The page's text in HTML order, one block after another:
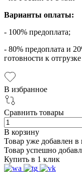
Варианты оплаты:
- 100% предоплата;
- 80% предоплата и
готовности к
В избранное
Сравнить товары
В корзину
Товар уже добавлен в
Товар успешно
Купить в 1 клик